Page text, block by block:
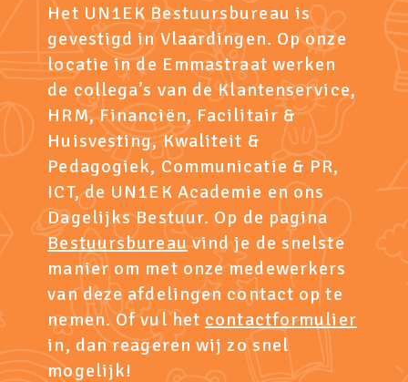
Het UN1EK Bestuursbureau is
gevestigd in Vlaardingen. Op onze
locatie in de Emmastraat werken
de collega’s van de Klantenservice,
HRM, Financiën, Facilitair &
Huisvesting, Kwaliteit &
Pedagogiek, Communicatie & PR,
ICT, de UN1EK Academie en ons
Dagelijks Bestuur. Op de pagina
Bestuursbureauvind je de snelste
manier om met onze medewerkers
van deze afdelingen contact op te
nemen. Of vul het contactformulier
in, dan reageren wij zo snel
mogelijk!